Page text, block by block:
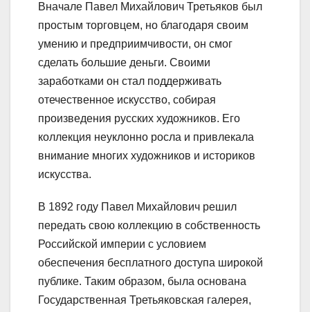
Вначале Павел Михайлович Третьяков был
простым торговцем, но благодаря своим
умению и предприимчивости, он смог
сделать большие деньги. Своими
заработками он стал поддерживать
отечественное искусство, собирая
произведения русских художников. Его
коллекция неуклонно росла и привлекала
внимание многих художников и историков
искусства.
В 1892 году Павел Михайлович решил
передать свою коллекцию в собственность
Российской империи с условием
обеспечения бесплатного доступа широкой
публике. Таким образом, была основана
Государственная Третьяковская галерея,